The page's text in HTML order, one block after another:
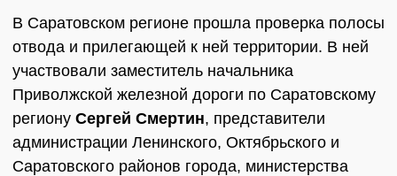
В Саратовском регионе прошла проверка полосы
отвода и прилегающей к ней территории. В ней
участвовали заместитель начальника
Приволжской железной дороги по Саратовскому
региону Сергей Смертин, представители
администрации Ленинского, Октябрьского и
Саратовского районов города, министерства